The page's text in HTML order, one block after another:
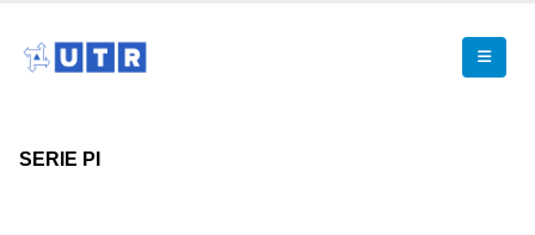
SERIE PI